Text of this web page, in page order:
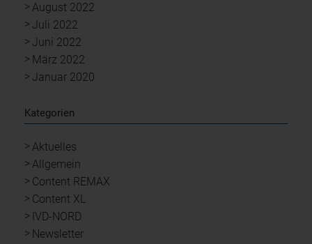
August 2022
Juli 2022
Juni 2022
März 2022
Januar 2020
Kategorien
Aktuelles
Allgemein
Content REMAX
Content XL
IVD-NORD
Newsletter